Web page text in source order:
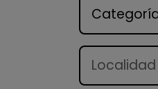
Lugar